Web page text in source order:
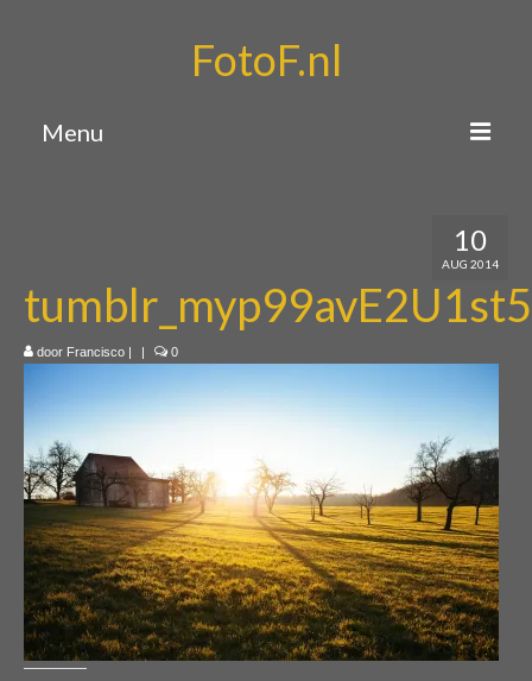
FotoF.nl
Menu
Over mij
Contact
10
AUG 2014
door Francisco | | 0